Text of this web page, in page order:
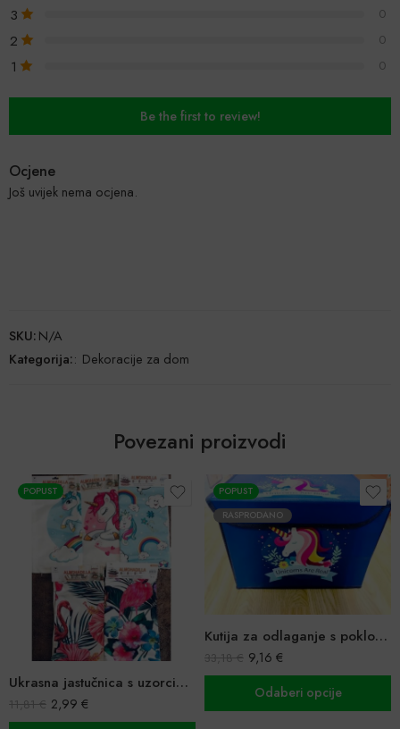
3 0
2 0
1 0
Be the first to review!
Ocjene
Još uvijek nema ocjena.
SKU:N/A
Kategorija:: Dekoracije za dom
Povezani proizvodi
POPUST
Ukrasna jastučnica s uzorcima 45x45cm
11,81€ 2,99 €
POPUST
RASPRODANO
Kutija za odlaganje s poklopcem
33,18€ 9,16 €
Odaberi opcije